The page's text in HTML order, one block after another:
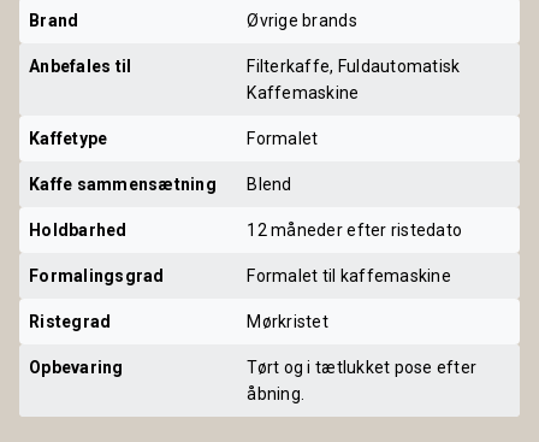
Brand Øvrige brands
Anbefales til
Filterkaffe, Fuldautomatisk
Kaffemaskine
Kaffetype Formalet
Kaffe sammensætning Blend
Holdbarhed 12 måneder efter ristedato
Formalingsgrad Formalet til kaffemaskine
Ristegrad Mørkristet
Opbevaring
Tørt og i tætlukket pose efter
åbning.